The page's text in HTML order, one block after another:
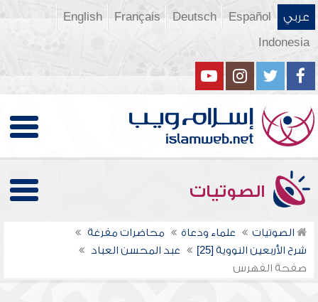
عربي Español
Deutsch
Français
English
Indonesia
الصوتيات
الصوتيات علماء ودعاة
محاضرات مفرغة
شرح الأربعين النووية [25]
عبد المحسن العباد
صفحة الفهرس